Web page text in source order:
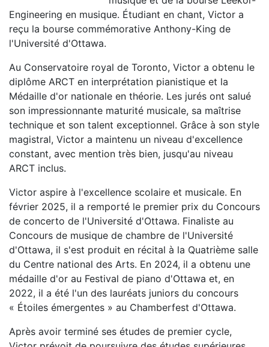
Engineering en musique. Étudiant en chant, Victor a
reçu la bourse commémorative Anthony-King de
l'Université d'Ottawa.
Au Conservatoire royal de Toronto, Victor a obtenu le
diplôme ARCT en interprétation pianistique et la
Médaille d'or nationale en théorie. Les jurés ont salué
son impressionnante maturité musicale, sa maîtrise
technique et son talent exceptionnel. Grâce à son style
magistral, Victor a maintenu un niveau d'excellence
constant, avec mention très bien, jusqu'au niveau
ARCT inclus.
Victor aspire à l'excellence scolaire et musicale. En
février 2025, il a remporté le premier prix du Concours
de concerto de l'Université d'Ottawa. Finaliste au
Concours de musique de chambre de l'Université
d'Ottawa, il s'est produit en récital à la Quatrième salle
du Centre national des Arts. En 2024, il a obtenu une
médaille d'or au Festival de piano d'Ottawa et, en
2022, il a été l'un des lauréats juniors du concours
« Étoiles émergentes » au Chamberfest d'Ottawa.
Après avoir terminé ses études de premier cycle,